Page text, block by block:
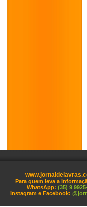
Para quem leva a
WhatsApp: (35) 9
Instagram e Facebook: